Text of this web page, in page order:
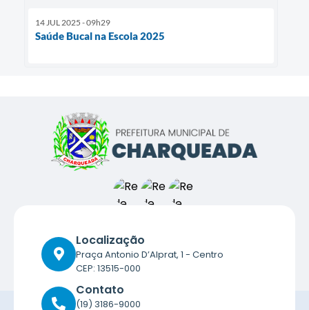
14 JUL 2025 - 09h29
Saúde Bucal na Escola 2025
Localização
Praça Antonio D’Alprat, 1 - Centro
CEP: 13515-000
Contato
(19) 3186-9000